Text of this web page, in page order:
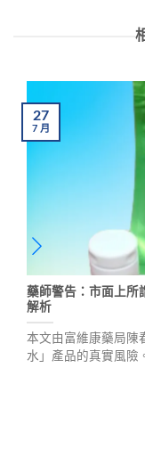
藥師警告：市面上所
解析
本文由富維康藥局陳
水」產品的真實風險
明雜質，對健康構
27
7月